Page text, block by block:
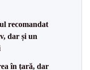
recomandat
dar și un
în țară, dar